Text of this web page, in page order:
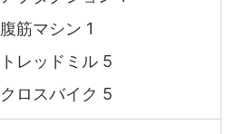
腹筋マシン 1
トレッドミル 5
クロスバイク 5